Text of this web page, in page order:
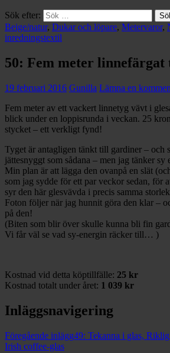
Sök efter:
Beige/natur, Dukar och löpare, Metervaror,
inredningstextil
50: Fem meter linnefärgat
19 februari 2016 Gunilla Lämna en
Fem meter av ett vackert linnetyg vävt i
blick under en loppisrunda i veckan. 25
stycket – ett verkligt fynd!
Tyget är antagligen tänkt till gardiner – och
jättesnyggt som sådana – men jag tänker sy
Min plan är att lägga den ovanpå en slät
som jag sydde för ett par veckor sedan, för
syr den här glesvävda i precis samma
Foton följer när jag hunnit göra den klar –
på den!
(Biten som blir över skulle kunna bli fin
Vi får väl se vad sy-energin räcker till… )
Kostnad vid detta köptillfälle: 25 kr
Kostnad totalt under året: 1 039 kr
Inläggsnavigering
Föregående inlägg49: Tekanna i glas,
Irish coffee-glas